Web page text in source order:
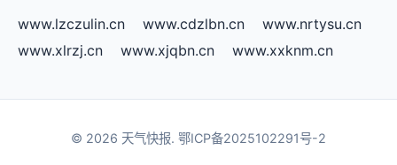
www.lzczulin.cn
www.cdzlbn.cn
www.nrtysu.cn
www.xlrzj.cn
www.xjqbn.cn www.xxknm.cn
© 2026 天气快报. 鄂ICP备2025102291号-2